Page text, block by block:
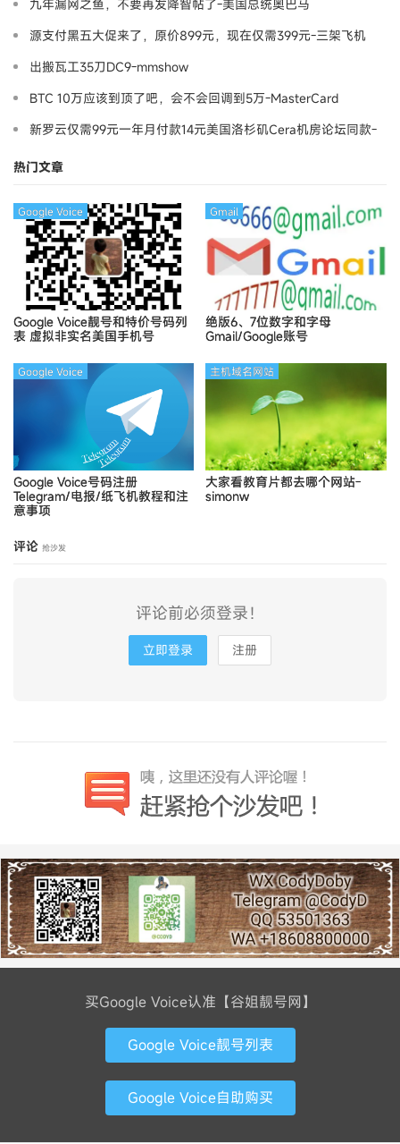
九年漏网之鱼，不要再发降智帖了-美国总统奥巴马
源支付黑五大促来了，原价899元，现在仅需399元-三架飞机
出搬瓦工35刀DC9-mmshow
BTC 10万应该到顶了吧，会不会回调到5万-MasterCard
新罗云仅需99元一年月付款14元美国洛杉矶Cera机房论坛同款-
热门文章
Google Voice靓号和特价号码列
表 虚拟非实名美国手机号
Google Voice
绝版6、7位数字和字母
Gmail/Google账号
Gmail
Google Voice号码注册
Telegram/电报/纸飞机教程和注
意事项
Google Voice
大家看教育片都去哪个网站-
simonw
主机域名网站
评论 抢沙发
评论前必须登录！
立即登录 注册
买Google Voice认准【谷姐靓号网】
Google Voice靓号列表
Google Voice自助购买